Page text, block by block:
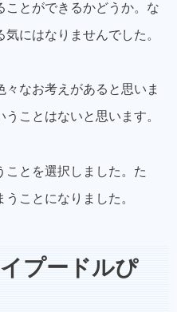
ことができるかどうか。な
にはなりませんでした。
なお考えがあると思いま
ことはないと思います。
ことを選択しました。た
ことになりました。
プードルぴ